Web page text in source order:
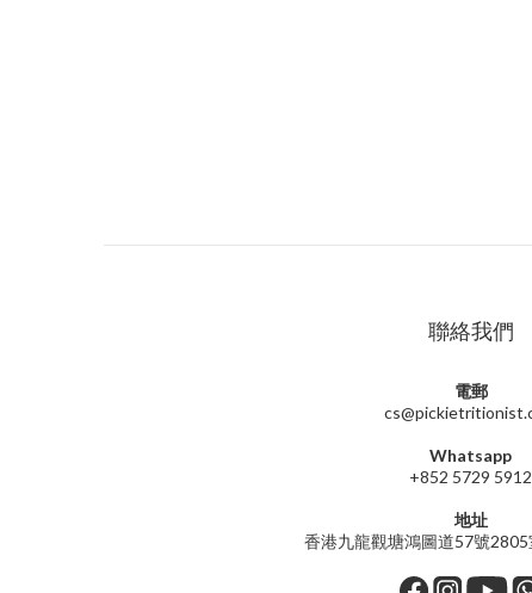
聯絡我們
電郵
Whatsapp
+852 5729 5912
地址
香港九龍觀塘鴻圖道57號2805